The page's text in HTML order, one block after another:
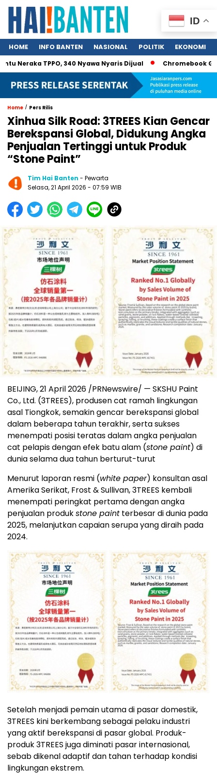
HOME INFO BANTEN NASIONAL POLITIK EKONOMI
TPPO, 340 Nyawa Nyaris Dijual Chromebook
Home / Pers Rilis
Xinhua Silk Road: 3TREES Kian Gencar
Berekspansi Global, Didukung Angka
Penjualan Tertinggi untuk Produk
“Stone Paint”
Tim Hai Banten - Pewarta
Selasa, 21 April 2026 - 07:59 WIB
BEIJING, 21 April 2026 /PRNewswire/ — SKSHU Paint
Co., Ltd. (3TREES), produsen cat ramah lingkungan
asal Tiongkok, semakin gencar berekspansi global
dalam beberapa tahun terakhir, serta sukses
menempati posisi teratas dalam angka penjualan
cat pelapis dengan efek batu alam (stone paint) di
dunia selama dua tahun berturut-turut
Menurut laporan resmi (white paper) konsultan asal
Amerika Serikat, Frost & Sullivan, 3TREES kembali
menempati peringkat pertama dengan angka
penjualan produkstone paint terbesar di dunia pada
2025, melanjutkan capaian serupa yang diraih pada
2024.
Setelah menjadi pemain utama di pasar domestik,
3TREES kini berkembang sebagai pelaku industri
yang aktif berekspansi di pasar global. Produk-
produk 3TREES juga diminati pasar internasional,
sebab dikenal adaptif dan tahan terhadap kondisi
lingkungan ekstrem.
ID